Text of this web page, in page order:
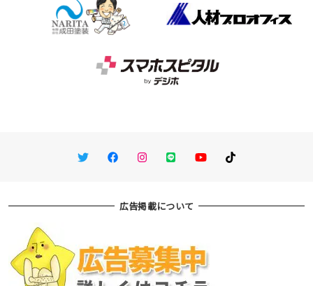
TwitterFacebookInstagram
LINE You TubeTikTok
広告掲載について